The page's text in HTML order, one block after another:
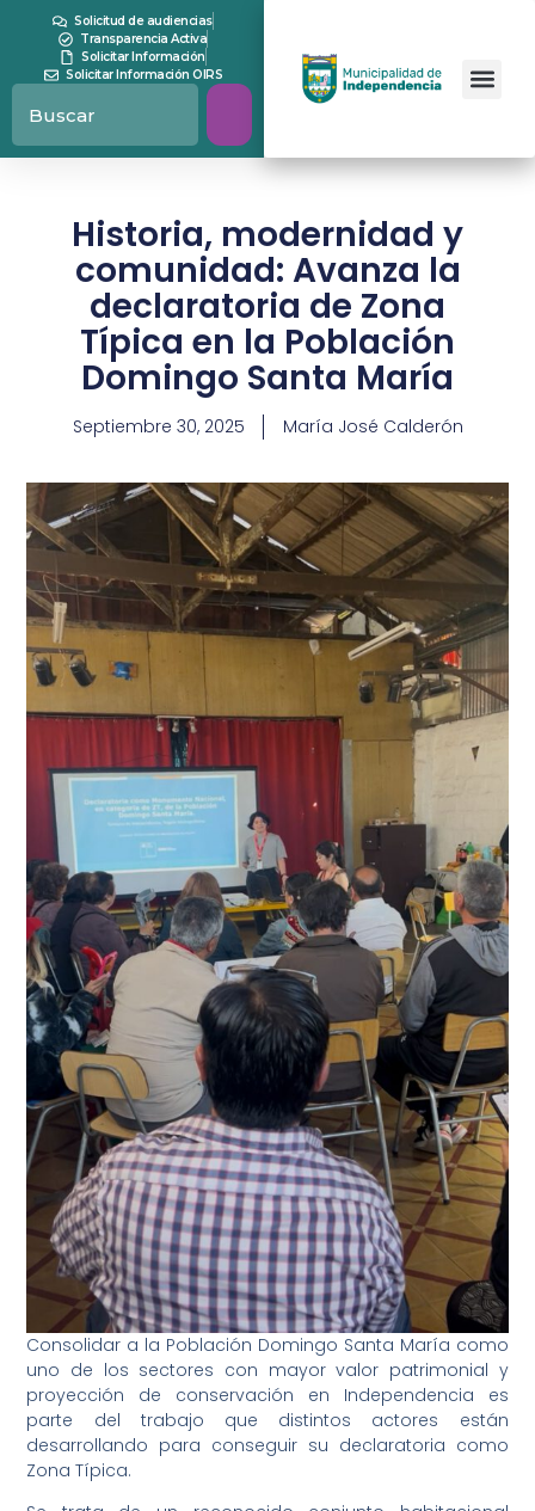
Solicitud de audiencias
Transparencia Activa
Solicitar Información
Solicitar Información OIRS
Historia, modernidad y
comunidad: Avanza la
declaratoria de Zona
Típica en la Población
Domingo Santa María
Septiembre 30, 2025 María José Calderón
Consolidar a la Población Domingo Santa María como
uno de los sectores con mayor valor patrimonial y
proyección de conservación en Independencia es
parte del trabajo que distintos actores están
desarrollando para conseguir su declaratoria como
Zona Típica.